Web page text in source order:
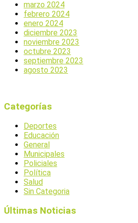
marzo 2024
febrero 2024
enero 2024
diciembre 2023
noviembre 2023
octubre 2023
septiembre 2023
agosto 2023
Categorías
Deportes
Educación
General
Municipales
Policiales
Política
Salud
Sin Categoria
Últimas Noticias